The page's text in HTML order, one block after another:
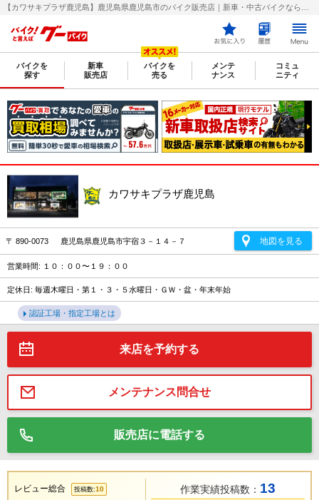
バイクを
探す
新車
販売店
バイクを
売る
メンテ
ナンス
コミュ
ニティ
カワサキプラザ鹿児島
〒 890-0073 鹿児島県鹿児島市宇宿３－１４－７ 地図を見る
営業時間: １０：００〜１９：００
定休日: 毎週木曜日・第１・３・５水曜日・ＧＷ・盆・年末年始
認証工場・指定工場とは
来店を予約する
メンテナンス問合せ
販売店に電話する
レビュー総合 投稿数:10 作業実績投稿数： 13